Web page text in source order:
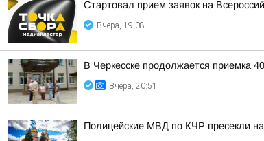
Стартовал прием заявок на
Вчера, 19:08
В Черкесске продолжается приемка
Вчера, 20:51
Полицейские МВД по КЧР пресекли